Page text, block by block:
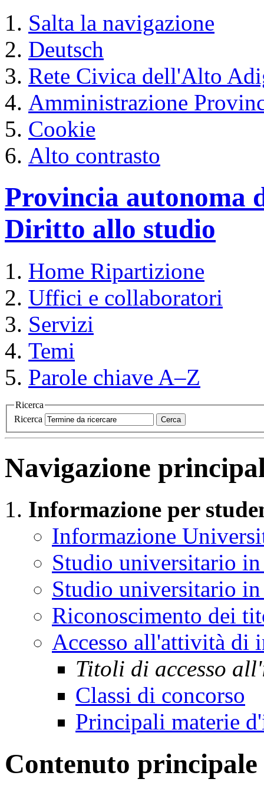
Salta la navigazione
Deutsch
Rete Civica dell'Alto
Amministrazione
Cookie
Alto contrasto
Provincia autonoma
Diritto allo studio
Home Ripartizione
Uffici e collaboratori
Servizi
Temi
Parole chiave A–Z
Ricerca
Ricerca
Cerca
Navigazione
Informazione per
Informazione
Studio universitario
Studio universitario
Riconoscimento dei
Accesso all'attività di
Titoli di accesso
Classi di concorso
Principali materie
Contenuto principale